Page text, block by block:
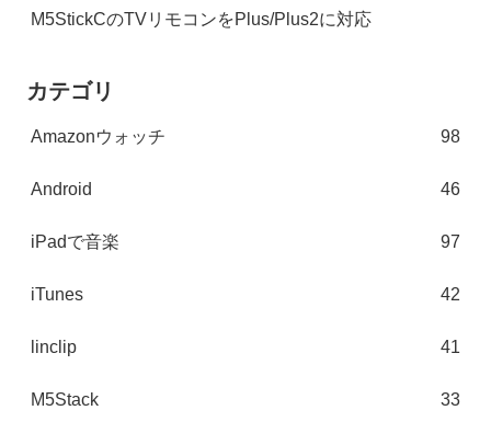
M5StickCのTVリモコンをPlus/Plus2に対応
カテゴリ
Amazonウォッチ 98
Android 46
iPadで音楽 97
iTunes 42
linclip 41
M5Stack 33